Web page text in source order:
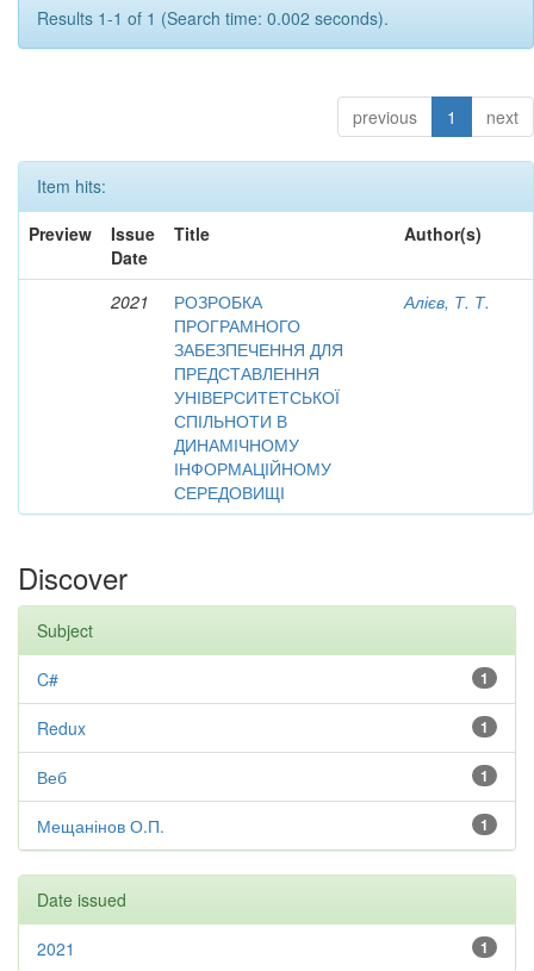
Results 1-1 of 1 (Search time: 0.002 seconds).
previous 1 next
Item hits:
Preview
Issue
Date
Title Author(s)
2021
РОЗРОБКА
ПРОГРАМНОГО
ЗАБЕЗПЕЧЕННЯ ДЛЯ
ПРЕДСТАВЛЕННЯ
УНІВЕРСИТЕТСЬКОЇ
СПІЛЬНОТИ В
ДИНАМІЧНОМУ
ІНФОРМАЦІЙНОМУ
СЕРЕДОВИЩІ
Алієв, Т. Т.
Discover
Subject
1
C#
1
Redux
1
Веб
1
Мещанінов О.П.
Date issued
1
2021